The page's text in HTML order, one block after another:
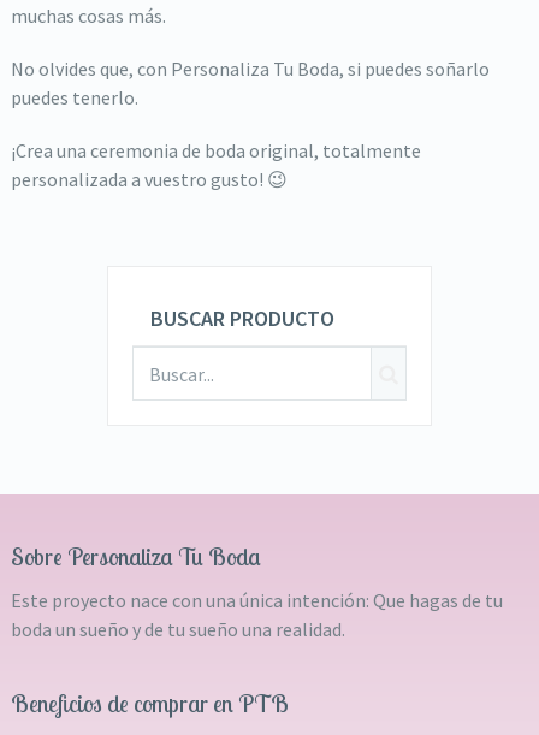
muchas cosas más.
No olvides que, con Personaliza Tu Boda, si puedes soñarlo
puedes tenerlo.
¡Crea una ceremonia de boda original, totalmente
personalizada a vuestro gusto! 😉
BUSCAR PRODUCTO
Sobre Personaliza Tu Boda
Este proyecto nace con una única intención: Que hagas de tu
boda un sueño y de tu sueño una realidad.
Beneficios de comprar en PTB